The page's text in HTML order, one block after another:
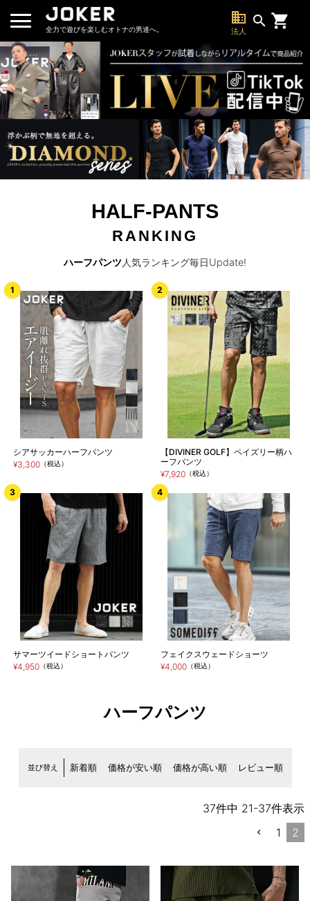
全力で遊びを楽しむオトナの男達へ。
business
法人
search
HALF-PANTS
RANKING
ハーフパンツ 人気ランキング毎日Update!
シアサッカーハーフパンツ
¥3,300（税込）
【DIVINER GOLF】ペイズリー柄ハ
ーフパンツ
¥7,920（税込）
サマーツイードショートパンツ
¥4,950（税込）
フェイクスウェードショーツ
¥4,000（税込）
ハーフパンツ
並び替え 新着順 価格が安い順 価格が高い順 レビュー順
37件中 21-37件表示
1
2